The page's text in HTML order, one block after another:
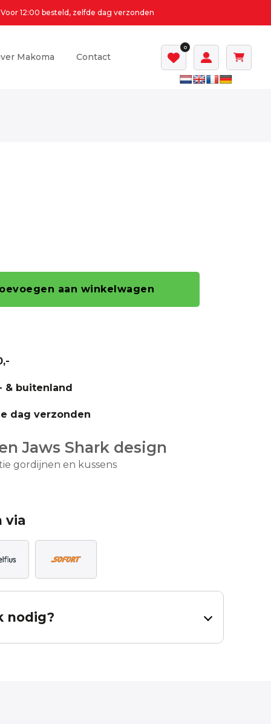
Voor 12:00 besteld, zelfde dag verzonden
Makoma Contact
0
aan winkelwagen
& buitenland
dag verzonden
Jaws Shark design
gordijnen en kussens
via
nodig?